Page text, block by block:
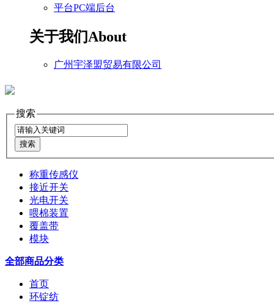
平台PC端后台
关于我们About
广州宇泽盟贸易有限公司
搜索
称重传感仪
接近开关
光电开关
喂棉装置
覆盖带
模块
全部商品分类
首页
环锭纺